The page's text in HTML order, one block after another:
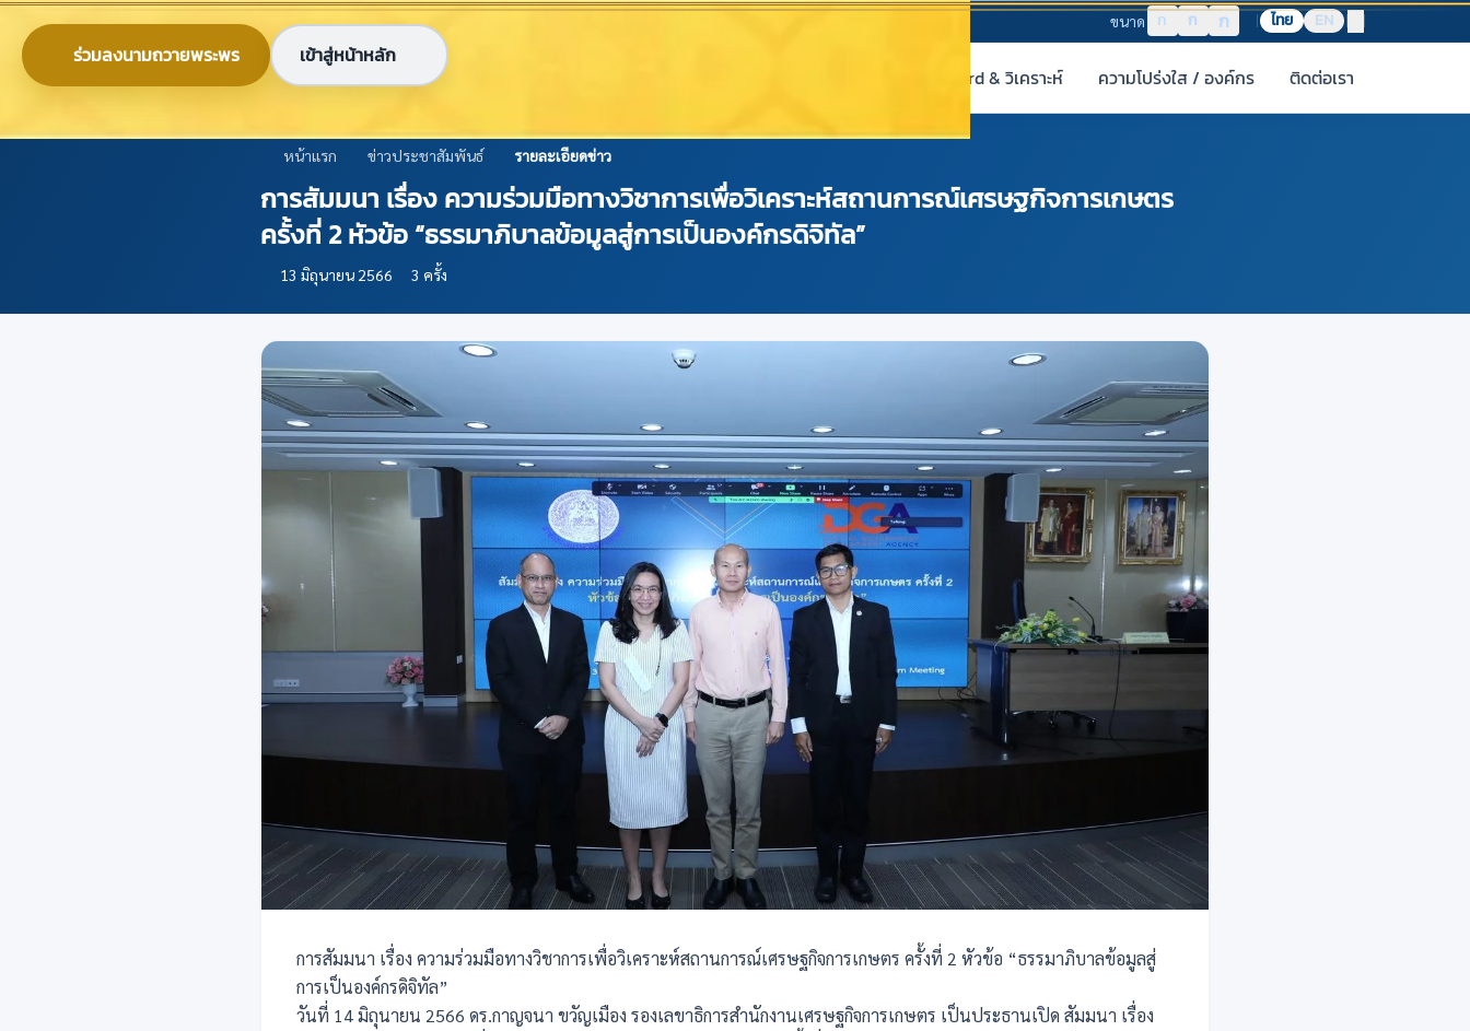
ร่วมลงนามถวายพระพร เข้าสู่หน้าหลัก
0-2579-8161 nabc@nabc.go.th ขนาด ก ก ก ไทย EN
ศูนย์ข้อมูลเกษตรแห่งชาติ
National Agricultural Big Data Center Dashboard & วิเคราะห์ ความโปร่งใส / องค์กร ติดต่อเรา
หน้าแรก ข่าวประชาสัมพันธ์ รายละเอียดข่าว
การสัมมนา เรื่อง ความร่วมมือทางวิชาการเพื่อวิเคราะห์สถานการณ์เศรษฐกิจการเกษตร
ครั้งที่ 2 หัวข้อ “ธรรมาภิบาลข้อมูลสู่การเป็นองค์กรดิจิทัล”
13 มิถุนายน 2566 3 ครั้ง
การสัมมนา เรื่อง ความร่วมมือทางวิชาการเพื่อวิเคราะห์สถานการณ์เศรษฐกิจการเกษตร ครั้งที่ 2 หัวข้อ “ธรรมาภิบาลข้อมูลสู่
การเป็นองค์กรดิจิทัล”
วันที่ 14 มิถุนายน 2566 ดร.กาญจนา ขวัญเมือง รองเลขาธิการสำนักงานเศรษฐกิจการเกษตร เป็นประธานเปิด สัมมนา เรื่อง